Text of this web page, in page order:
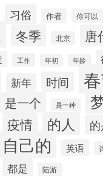
习俗 作者 你可以
冬季 北京 唐
工作 年初 年龄
新年 时间
是一个 是一种
疫情 的人
自己的 英语
都是 陆游